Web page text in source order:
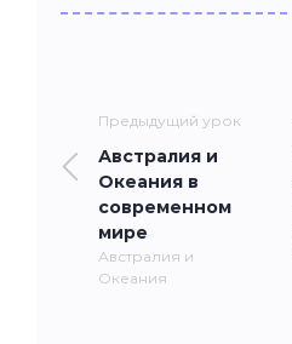
Предыдущий урок
Австралия и
Океания в
современном
мире
Австралия и
Океания